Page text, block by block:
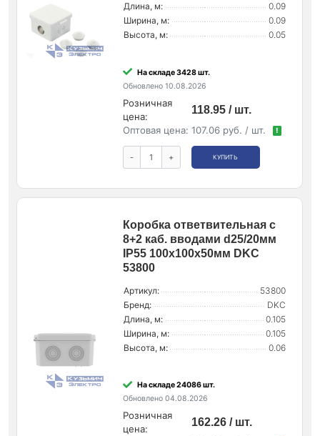
Длина, м:
0.09
Ширина, м:
0.09
Высота, м:
0.05
На складе 3428 шт.
Обновлено 10.08.2026
Розничная
цена:
118.95 / шт.
Оптовая цена: 107.06 руб. / шт. !
- + КУПИТЬ
Коробка ответвительная с
8+2 каб. вводами d25/20мм
IP55 100х100х50мм DKC
53800
Артикул:
53800
Бренд:
DKC
Длина, м:
0.105
Ширина, м:
0.105
Высота, м:
0.06
На складе 24086 шт.
Обновлено 04.08.2026
Розничная
цена:
162.26 / шт.